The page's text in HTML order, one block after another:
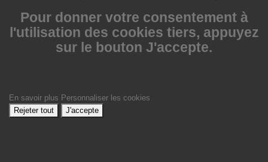
Pour donner votre consentement à
l'utilisation des cookies tiers, appuyez
sur le bouton J'accepte.
En savoir plus Personnaliser les cookies
Rejeter tout
J'accepte